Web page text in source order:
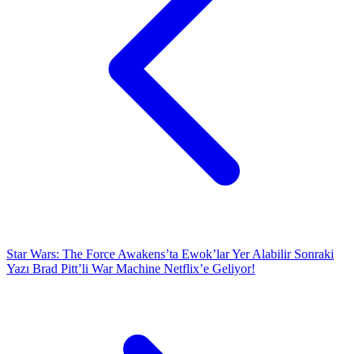
Star Wars: The Force Awakens’ta Ewok’lar Yer Alabilir Sonraki
Yazı Brad Pitt’li War Machine Netflix’e Geliyor!